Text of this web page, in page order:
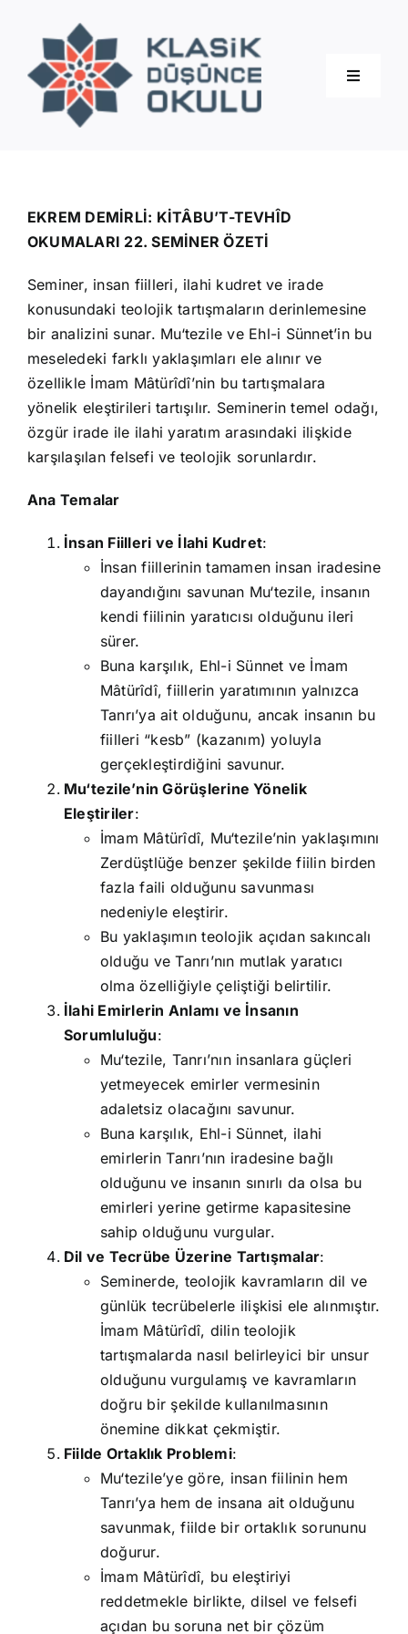
content
Toggle
Eğitimler
İletişim
EKREM DEMİRLİ: KİTÂBU’T-TEVHÎD
OKUMALARI 22. SEMİNER ÖZETİ
Seminer, insan fiilleri, ilahi kudret ve irade
konusundaki teolojik tartışmaların derinlemesine
bir analizini sunar. Mu‘tezile ve Ehl-i Sünnet’in bu
meseledeki farklı yaklaşımları ele alınır ve
özellikle İmam Mâtürîdî’nin bu tartışmalara
yönelik eleştirileri tartışılır. Seminerin temel odağı,
özgür irade ile ilahi yaratım arasındaki ilişkide
karşılaşılan felsefi ve teolojik sorunlardır.
Ana Temalar
İnsan Fiilleri ve İlahi Kudret:
İnsan fiillerinin tamamen insan iradesine
dayandığını savunan Mu‘tezile, insanın
kendi fiilinin yaratıcısı olduğunu ileri
sürer.
Buna karşılık, Ehl-i Sünnet ve İmam
Mâtürîdî, fiillerin yaratımının yalnızca
Tanrı’ya ait olduğunu, ancak insanın bu
fiilleri “kesb” (kazanım) yoluyla
gerçekleştirdiğini savunur.
Mu‘tezile’nin Görüşlerine Yönelik
Eleştiriler:
İmam Mâtürîdî, Mu‘tezile’nin yaklaşımını
Zerdüştlüğe benzer şekilde fiilin birden
fazla faili olduğunu savunması
nedeniyle eleştirir.
Bu yaklaşımın teolojik açıdan sakıncalı
olduğu ve Tanrı’nın mutlak yaratıcı
olma özelliğiyle çeliştiği belirtilir.
İlahi Emirlerin Anlamı ve İnsanın
Sorumluluğu:
Mu‘tezile, Tanrı’nın insanlara güçleri
yetmeyecek emirler vermesinin
adaletsiz olacağını savunur.
Buna karşılık, Ehl-i Sünnet, ilahi
emirlerin Tanrı’nın iradesine bağlı
olduğunu ve insanın sınırlı da olsa bu
emirleri yerine getirme kapasitesine
sahip olduğunu vurgular.
Dil ve Tecrübe Üzerine Tartışmalar:
Seminerde, teolojik kavramların dil ve
günlük tecrübelerle ilişkisi ele alınmıştır.
İmam Mâtürîdî, dilin teolojik
tartışmalarda nasıl belirleyici bir unsur
olduğunu vurgulamış ve kavramların
doğru bir şekilde kullanılmasının
önemine dikkat çekmiştir.
Fiilde Ortaklık Problemi:
Mu‘tezile’ye göre, insan fiilinin hem
Tanrı’ya hem de insana ait olduğunu
savunmak, fiilde bir ortaklık sorununu
doğurur.
İmam Mâtürîdî, bu eleştiriyi
reddetmekle birlikte, dilsel ve felsefi
açıdan bu soruna net bir çözüm